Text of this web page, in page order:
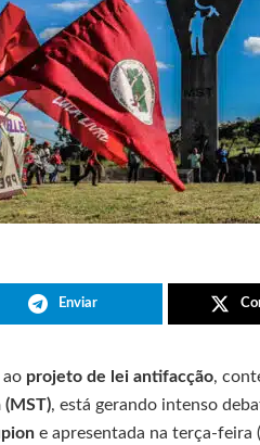
Enviar
ao projeto de lei antifacção,
(MST), está gerando intenso
e apresentada na terça-feira